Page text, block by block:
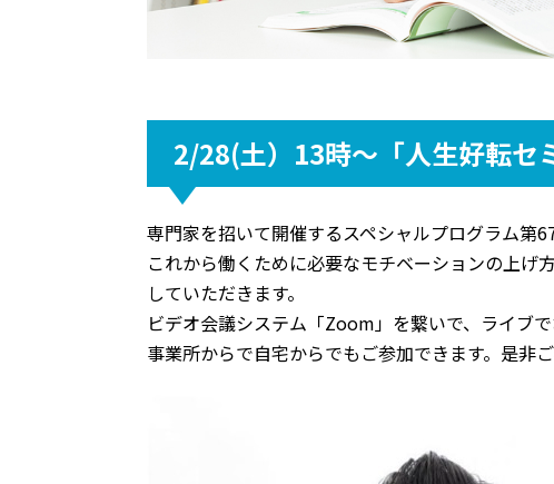
2/28(土）13時〜「人生好転セ
専門家を招いて開催するスペシャルプログラム第
これから働くために必要なモチベーションの上げ
していただきます。
ビデオ会議システム「Zoom」を繋いで、ライブで
事業所からで自宅からでもご参加できます。是非ご